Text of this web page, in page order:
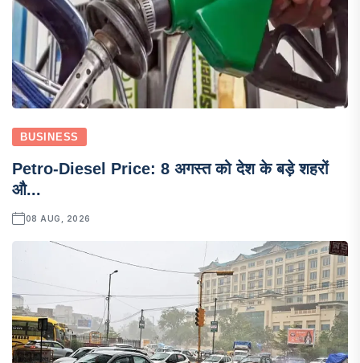
BUSINESS
Petro-Diesel Price: 8 अगस्त को देश के बड़े शहरों
औ...
08 AUG, 2026